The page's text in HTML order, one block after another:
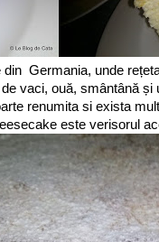
Germania, unde
vaci, ouă, smântână și
renumita si exista
este verisorul